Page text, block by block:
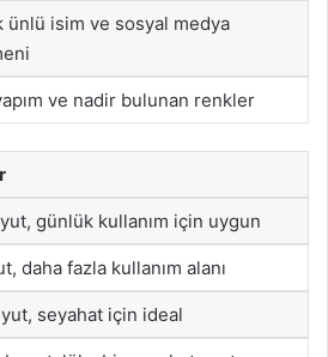
ünlü isim ve sosyal medya
ve nadir bulunan renkler
günlük kullanım için uygun
daha fazla kullanım alanı
seyahat için ideal